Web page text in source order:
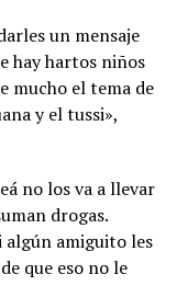
un mensaje
hay hartos niños
mucho el tema de
y el tussi»,
no los va a llevar
drogas.
algún amiguito les
que eso no le